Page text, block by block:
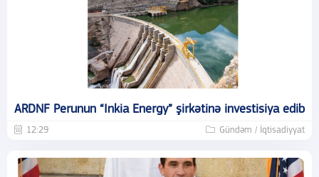
ARDNF Perunun “Inkia Energy” şirkətinə investisiya edib
12:29 Gündəm / İqtisadiyyat